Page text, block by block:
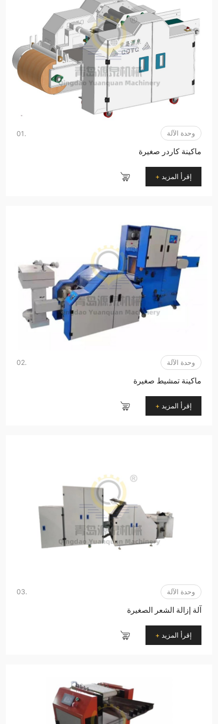
وحدة الآلة .01
ماكينة كاردر صغيرة
إقرأ المزيد +
وحدة الآلة .02
ماكينة تمشيط صغيرة
إقرأ المزيد +
وحدة الآلة .03
آلة إزالة الشعر الصغيرة
إقرأ المزيد +